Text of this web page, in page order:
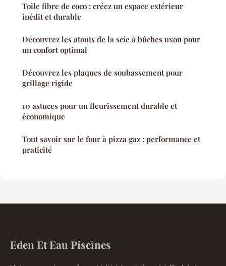
Toile fibre de coco : créez un espace extérieur
inédit et durable
Découvrez les atouts de la scie à bûches uxon pour
un confort optimal
Découvrez les plaques de soubassement pour
grillage rigide
10 astuces pour un fleurissement durable et
économique
Tout savoir sur le four à pizza gaz : performance et
praticité
Eden Et Eau Piscines